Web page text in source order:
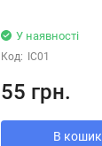
У наявності
Код: IC01
55 грн.
В кошик